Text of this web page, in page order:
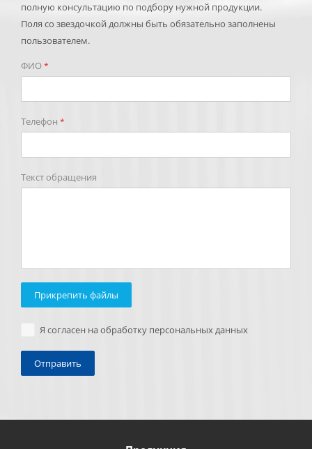
полную консультацию по подбору нужной продукции.
Поля со звездочкой должны быть обязательно заполнены
пользователем.
ФИО*
Телефон *
Текст обращения
Прикрепить файлы
Я согласен на обработку персональных данных